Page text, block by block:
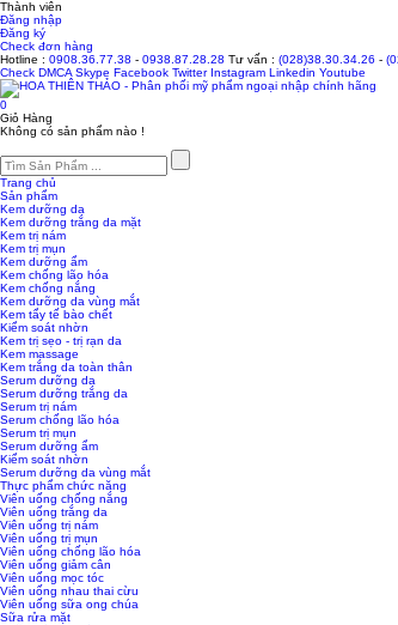
Thành viên
Đăng nhập
Đăng ký
Check đơn hàng
Hotline : 0908.36.77.38 - 0938.87.28.28 Tư vấn : (028)38.30.34.26 -
Check DMCA Skype Facebook Twitter Instagram Linkedin Youtube
0
Giỏ Hàng
Không có sản phẩm nào !
Trang chủ
Sản phẩm
Kem dưỡng da
Kem dưỡng trắng da mặt
Kem trị nám
Kem trị mụn
Kem dưỡng ẩm
Kem chống lão hóa
Kem chống nắng
Kem dưỡng da vùng mắt
Kem tẩy tế bào chết
Kiểm soát nhờn
Kem trị sẹo - trị rạn da
Kem massage
Kem trắng da toàn thân
Serum dưỡng da
Serum dưỡng trắng da
Serum trị nám
Serum chống lão hóa
Serum trị mụn
Serum dưỡng ẩm
Kiểm soát nhờn
Serum dưỡng da vùng mắt
Thực phẩm chức năng
Viên uống chống nắng
Viên uống trắng da
Viên uống trị nám
Viên uống trị mụn
Viên uống chống lão hóa
Viên uống giảm cân
Viên uống mọc tóc
Viên uống nhau thai cừu
Viên uống sữa ong chúa
Sữa rửa mặt